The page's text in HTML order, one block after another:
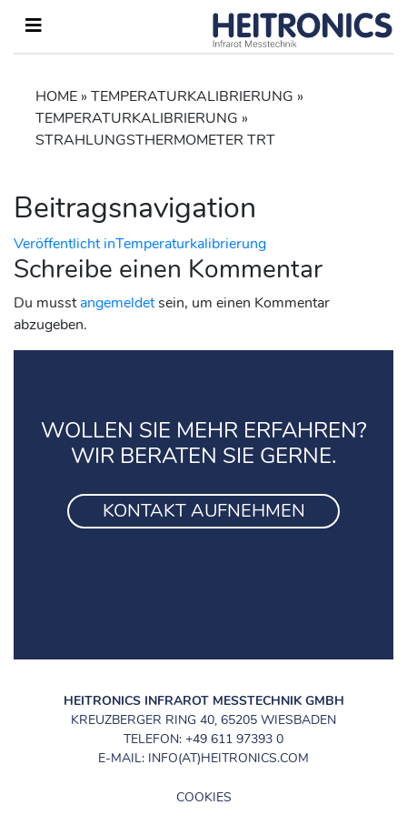
HOME » TEMPERATURKALIBRIERUNG »
TEMPERATURKALIBRIERUNG »
STRAHLUNGSTHERMOMETER TRT
Beitragsnavigation
Veröffentlicht inTemperaturkalibrierung
Schreibe einen Kommentar
Du musstangemeldetsein, um einen Kommentar
abzugeben.
WOLLEN SIE MEHR ERFAHREN?
WIR BERATEN SIE GERNE.
KONTAKT AUFNEHMEN
HEITRONICS INFRAROT MESSTECHNIK GMBH
KREUZBERGER RING 40, 65205 WIESBADEN
TELEFON: +49 611 97393 0
E-MAIL: INFO(AT)HEITRONICS.COM
COOKIES